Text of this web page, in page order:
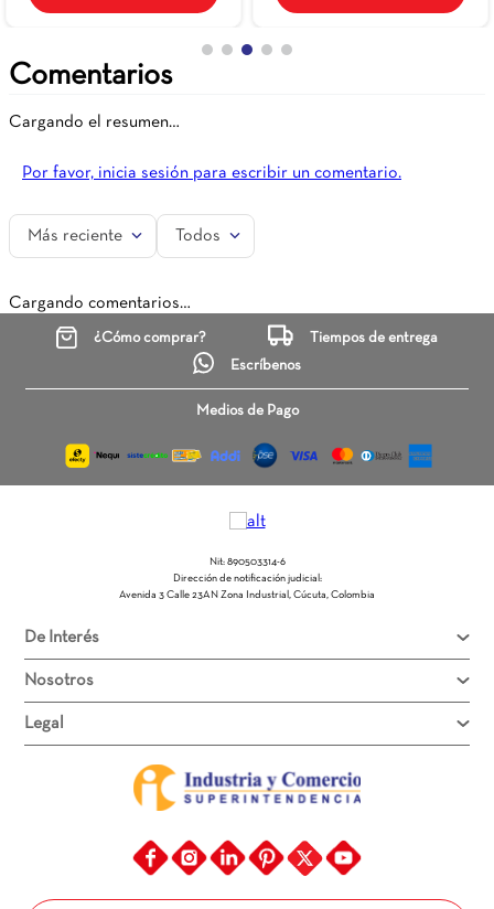
Comentarios
Cargando el resumen…
Por favor, inicia sesión para escribir un comentario.
Más reciente Todos
Cargando comentarios…
¿Cómo comprar?
Tiempos de entrega
Escríbenos
Medios de Pago
Nit: 890503314-6
Dirección de notificación judicial:
Avenida 3 Calle 23AN Zona Industrial, Cúcuta, Colombia
De Interés
Nosotros
Legal